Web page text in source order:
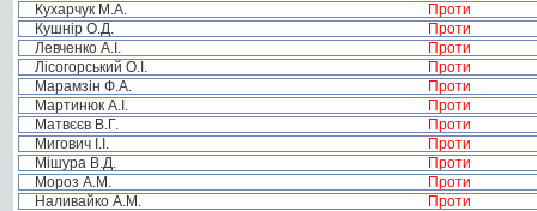
Кухарчук М.А.
Проти
Кушнір О.Д.
Проти
Левченко А.І.
Проти
Лісогорський О.І.
Проти
Марамзін Ф.А.
Проти
Мартинюк А.І.
Проти
Матвєєв В.Г.
Проти
Мигович І.І.
Проти
Мішура В.Д.
Проти
Мороз А.М.
Проти
Наливайко А.М.
Проти